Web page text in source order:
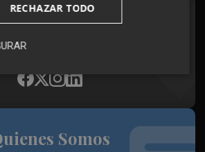
en redes
desde cualquier medio
Somos
RECHAZAR TODO